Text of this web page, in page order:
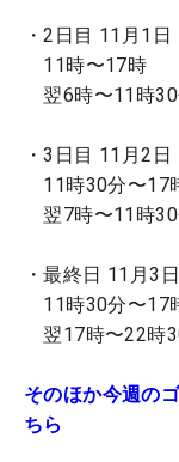
・2日目 11月1日
11時〜17時
翌6時〜11時30
・3日目 11月2日
11時30分〜17
翌7時〜11時30
・最終日 11月3
11時30分〜17
翌17時〜22時
そのほか今週の
ちら